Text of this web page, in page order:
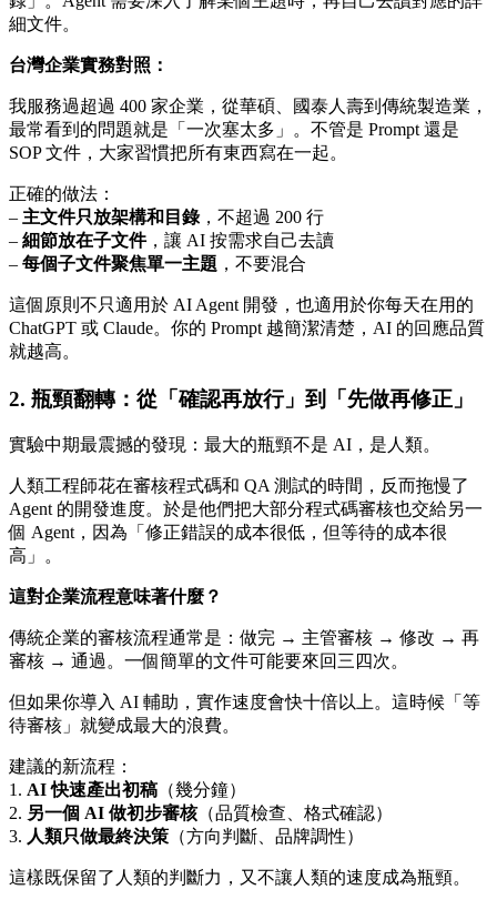
細文件。
台灣企業實務對照：
我服務過超過 400 家企業，從華碩、國泰人壽到傳統製造業，
最常看到的問題就是「一次塞太多」。不管是 Prompt 還是
SOP 文件，大家習慣把所有東西寫在一起。
正確的做法：
– 主文件只放架構和目錄，不超過 200 行
– 細節放在子文件，讓 AI 按需求自己去讀
– 每個子文件聚焦單一主題 ，不要混合
這個原則不只適用於 AI Agent 開發，也適用於你每天在用的
ChatGPT 或 Claude。你的 Prompt 越簡潔清楚，AI 的回應品質
就越高。
2. 瓶頸翻轉：從「確認再放行」到「先做再修正」
實驗中期最震撼的發現：最大的瓶頸不是 AI，是人類。
人類工程師花在審核程式碼和 QA 測試的時間，反而拖慢了
Agent 的開發進度。於是他們把大部分程式碼審核也交給另一
個 Agent，因為「修正錯誤的成本很低，但等待的成本很
高」。
這對企業流程意味著什麼？
傳統企業的審核流程通常是：做完 → 主管審核 → 修改 → 再
審核 → 通過。一個簡單的文件可能要來回三四次。
但如果你導入 AI 輔助，實作速度會快十倍以上。這時候「等
待審核」就變成最大的浪費。
建議的新流程：
1. AI 快速產出初稿 （幾分鐘）
2. 另一個 AI 做初步審核（品質檢查、格式確認）
3. 人類只做最終決策 （方向判斷、品牌調性）
這樣既保留了人類的判斷力，又不讓人類的速度成為瓶頸。